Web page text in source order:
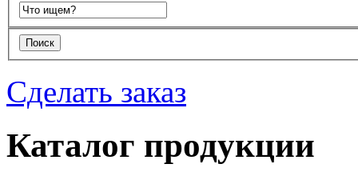
Сделать заказ
Каталог продукции